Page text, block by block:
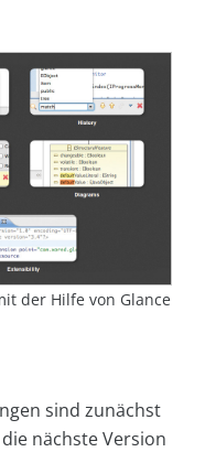
der Hilfe von Glance
sind zunächst
nächste Version